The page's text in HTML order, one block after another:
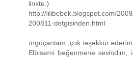
linkte.)
http://lilibebek.blogspot.com/
200811-detgisinden.html
örgüçantam: çok teşekkür
Elbisemi beğenmene sevindim,